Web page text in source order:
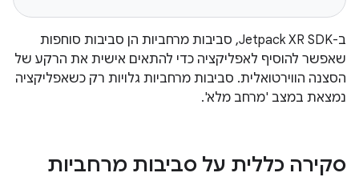
ב-Jetpack XR SDK, סביבות מרחביות הן סביבות סוחפות
שאפשר להוסיף לאפליקציה כדי להתאים אישית את הרקע של
הסצנה הווירטואלית. סביבות מרחביות גלויות רק כשאפליקציה
נמצאת במצב 'מרחב מלא'.
סקירה כללית על סביבות מרחביות